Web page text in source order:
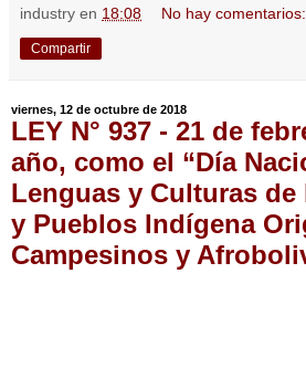
industry en 18:08 No hay comentarios:
Compartir
viernes, 12 de octubre de 2018
LEY N° 937 - 21 de
año, como el “Día
Lenguas y Culturas de
y Pueblos Indígena
Campesinos y